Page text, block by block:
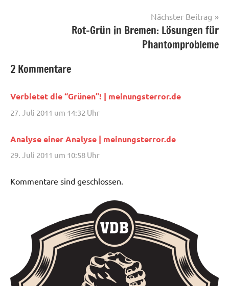
Nächster Beitrag
Rot-Grün in Bremen: Lösungen für
Phantomprobleme
2 Kommentare
Verbietet die “Grünen”! | meinungsterror.de
27. Juli 2011 um 14:32 Uhr
Analyse einer Analyse | meinungsterror.de
29. Juli 2011 um 10:58 Uhr
Kommentare sind geschlossen.